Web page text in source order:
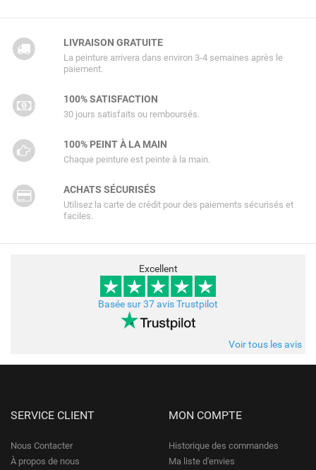
LIVRAISON GRATUITE
La peinture arrivera dans environ 3-4 semaines après le
paiement.
100% SATISFACTION
30 jours satisfaits ou remboursés.
100% PEINT À LA MAIN
Chaque peinture est peinte à la main.
ACHATS SÉCURISÉS
Utilisez la carte de crédit pour des paiements sécurisés et
faciles.
Excellent
Basée sur 37 avis Trustpilot
Voir tous les avis
SERVICE CLIENT
Nous Contacter
À propos de nous
MON COMPTE
Historique des commandes
Ma liste d'envies